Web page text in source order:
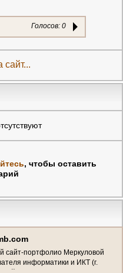
Голосов: 0
сайт...
, чтобы оставить
сайт-портфолио Меркуловой
информатики и ИКТ (г.